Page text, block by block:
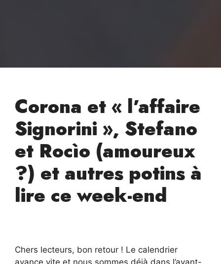
Corona et « l’affaire
Signorini », Stefano
et Rocìo (amoureux
?) et autres potins à
lire ce week-end
Chers lecteurs, bon retour ! Le calendrier
avance vite et nous sommes déjà dans l’avant-